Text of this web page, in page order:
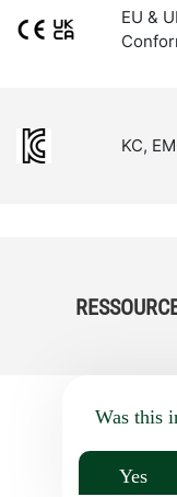
EU &
KC,
Was this
Yes